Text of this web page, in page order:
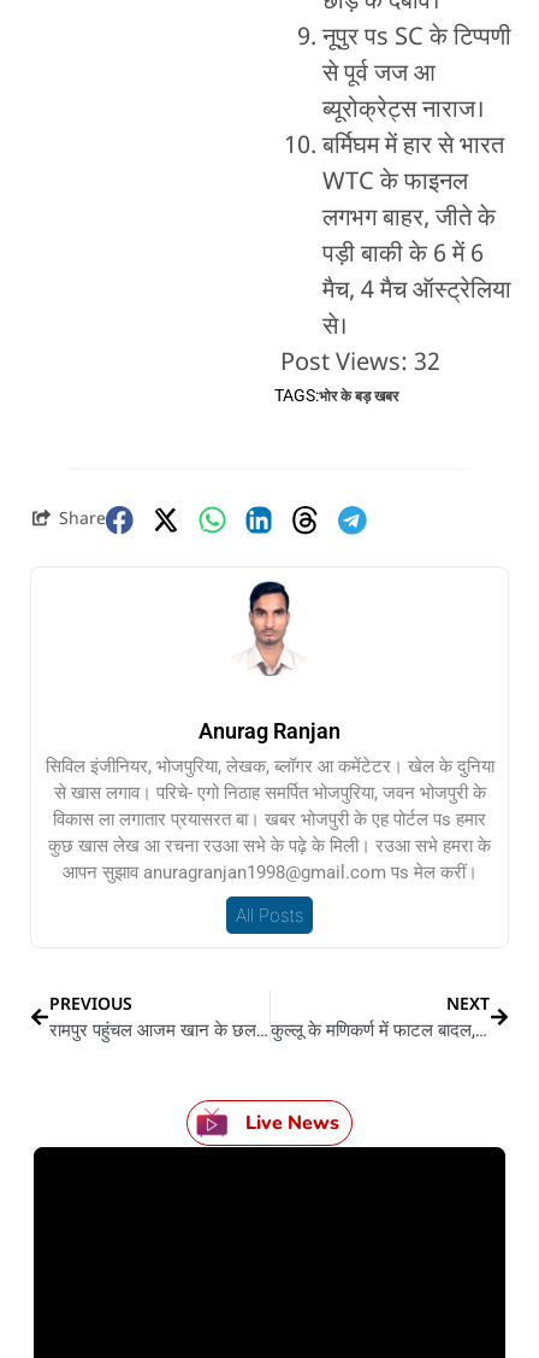
नूपुर पs SC के टिप्पणी
से पूर्व जज आ
ब्यूरोक्रेट्स नाराज।
बर्मिघम में हार से भारत
WTC के फाइनल
लगभग बाहर, जीते के
पड़ी बाकी के 6 में 6
मैच, 4 मैच ऑस्ट्रेलिया
से।
Post Views: 32
TAGS:भोर के बड़ खबर
Share
Anurag Ranjan
सिविल इंजीनियर, भोजपुरिया, लेखक, ब्लॉगर आ कमेंटेटर। खेल के दुनिया
से खास लगाव। परिचे- एगो निठाह समर्पित भोजपुरिया, जवन भोजपुरी के
विकास ला लगातार प्रयासरत बा। खबर भोजपुरी के एह पोर्टल पs हमार
कुछ खास लेख आ रचना रउआ सभे के पढ़े के मिली। रउआ सभे हमरा के
आपन सुझाव anuragranjan1998@gmail.com पs मेल करीं।
All Posts
PREVIOUS
रामपुर पहुंचल आजम खान के छलकल दरद, कहले – का सब केस हमनीये पs होई?
NEXT
कुल्लू के मणिकर्ण में फाटल बादल, चार लोग लापता, किन्नौर में जमीन खिसकले से एनएच-5 बंद, जिला से संपर्क कटल
Live News